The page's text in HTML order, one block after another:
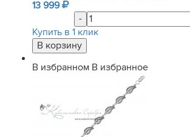
13 999
-
Купить в 1 клик
В избранном В избранное